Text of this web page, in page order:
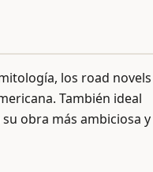
los road novels
También ideal
obra más ambiciosa y